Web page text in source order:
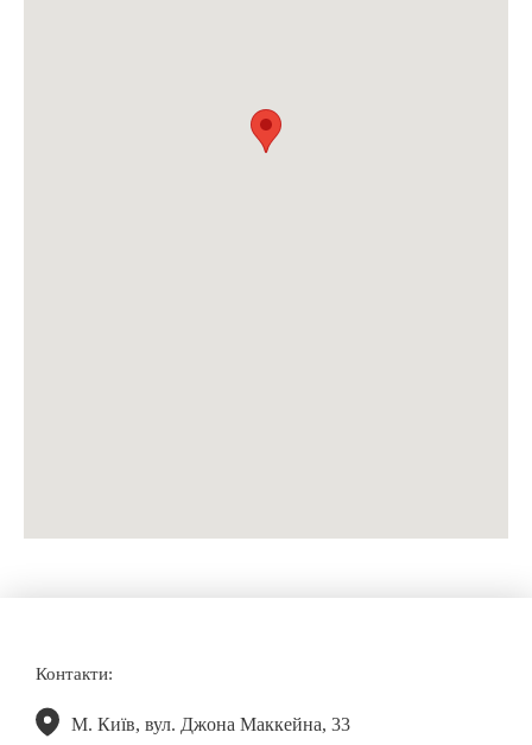
Контакти:
М. Київ, вул. Джона Маккейна, 33